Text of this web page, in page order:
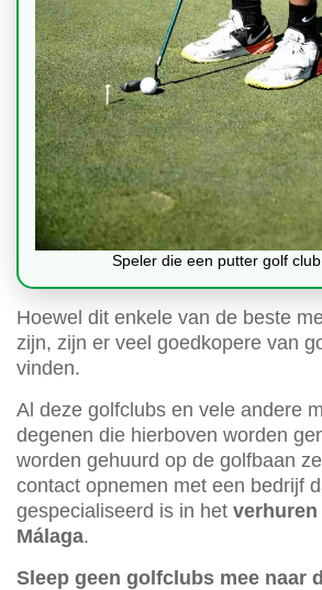
Speler die een putter golf
Hoewel dit enkele van de beste
zijn, zijn er veel goedkopere van
vinden.
Al deze golfclubs en vele andere
degenen die hierboven worden
worden gehuurd op de golfbaan
contact opnemen met een bedrijf
gespecialiseerd is in het
Málaga.
Sleep geen golfclubs mee naar